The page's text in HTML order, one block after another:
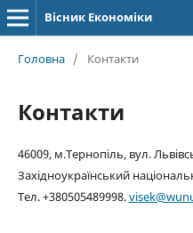
Вісник Економіки
Головна / Контакти
Контакти
46009, м.Тернопіль, вул.
Західноукраїнський
Тел. +380505489998.